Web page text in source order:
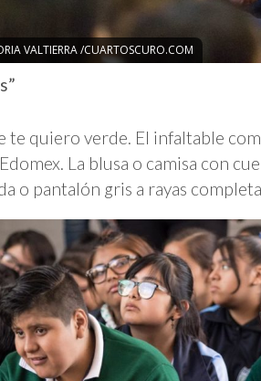
VALTIERRA /CUARTOSCURO.COM
te quiero verde. El infaltable
La blusa o camisa con
o pantalón gris a rayas